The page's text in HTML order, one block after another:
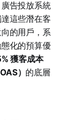
告投放系統
這些潛在客
的用戶，系
化的預算優
獲客成本
） 的底層